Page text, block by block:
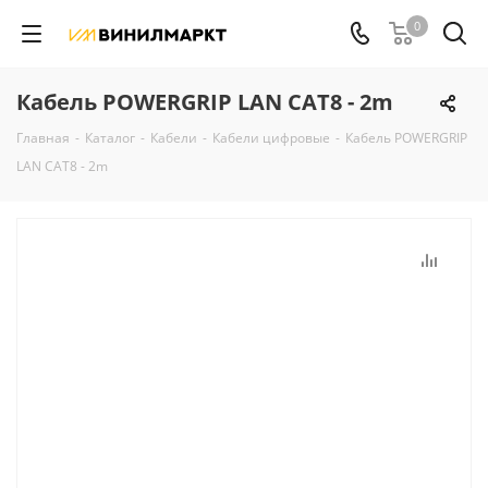
0
Кабель POWERGRIP LAN CAT8 - 2m
Главная - Каталог - Кабели - Кабели цифровые - Кабель POWERGRIP
LAN CAT8 - 2m